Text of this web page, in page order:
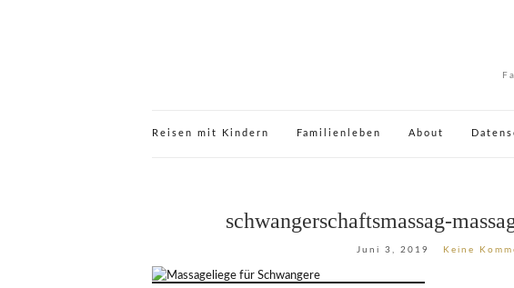
Reisen mit Kindern Familienleben About
schwangerschaftsmassag-
Juni 3, 2019 Keine